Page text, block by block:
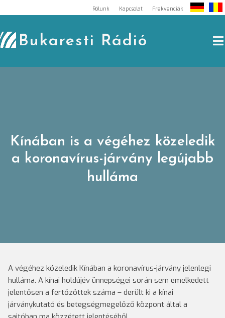
to
content
Rólunk Kapcsolat Frekvenciák
Bukaresti Rádió
Kínában is a végéhez közeledik
a koronavírus-járvány legújabb
hulláma
A végéhez közeledik Kínában a koronavírus-járvány jelenlegi
hulláma. A kínai holdújév ünnepségei során sem emelkedett
jelentősen a fertőzöttek száma – derült ki a kínai
járványkutató és betegségmegelőző központ által a